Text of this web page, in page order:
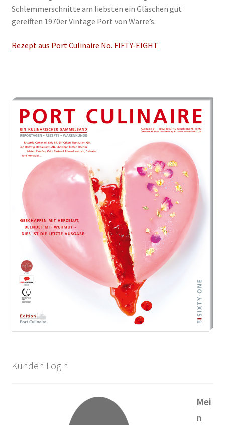
Schlemmerschnitte am liebsten ein Gläschen gut
gereiften 1970er Vintage Port von Warre’s.
Rezept aus Port Culinaire No. FIFTY-EIGHT
Kunden Login
Mei
n